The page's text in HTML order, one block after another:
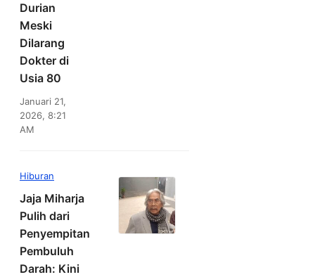
Durian
Meski
Dilarang
Dokter di
Usia 80
Januari 21,
2026, 8:21
AM
Hiburan
Jaja Miharja
Pulih dari
Penyempitan
Pembuluh
Darah: Kini